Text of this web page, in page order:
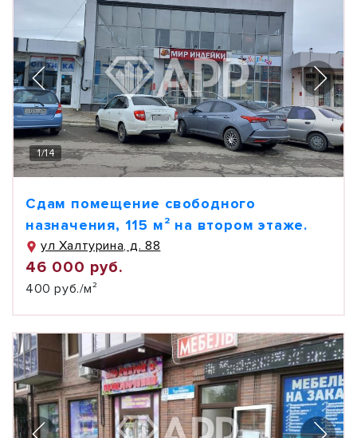
1/14
Сдам помещение свободного
назначения, 115 м² на втором этаже.
ул Халтурина, д. 88
46 000 руб.
400 руб./м²